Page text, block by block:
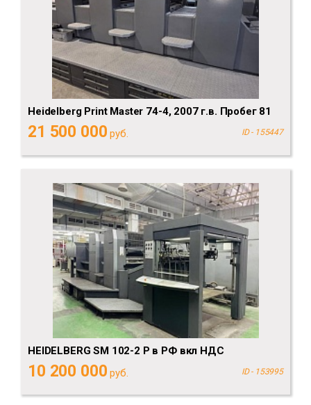
Heidelberg Print Master 74-4, 2007 г.в. Пробег 81
21 500 000 руб. ID - 155447
HEIDELBERG SM 102-2 P в РФ вкл НДС
10 200 000 руб. ID - 153995